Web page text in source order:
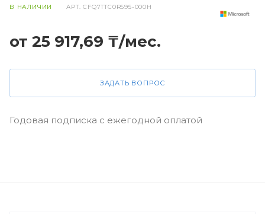
В НАЛИЧИИ АРТ.CFQ7TTC0R595-000H
от 25 917,69 ₸/мес.
ЗАДАТЬ ВОПРОС
Годовая подписка с ежегодной оплатой